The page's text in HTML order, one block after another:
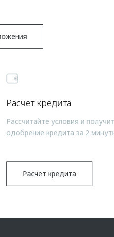
Расчет кредита
Рассчитайте условия и
одобрение кредита за 2
Расчет кредита